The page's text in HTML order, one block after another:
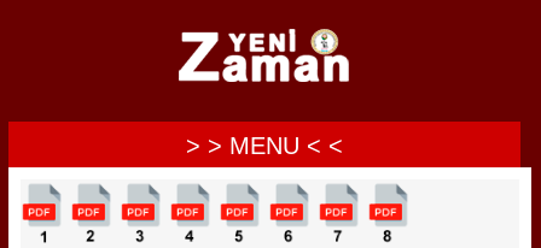
> > MENU < <